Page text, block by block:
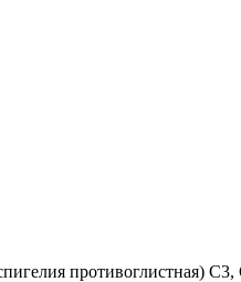
противоглистная)